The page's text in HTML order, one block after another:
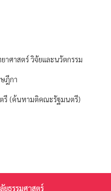
าศาสตร์ วิจัยและนวัตกรรม
ฎีกา
รี (ค้นหามติคณะรัฐมนตรี)
ยธรรมศาสตร์